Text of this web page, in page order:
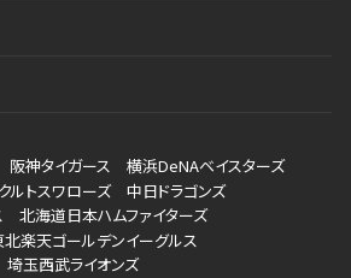
阪神タイガース
横浜DeNAベイスターズ
ルトスワローズ
中日ドラゴンズ
北海道日本ハムファイターズ
北楽天ゴールデンイーグルス
埼玉西武ライオンズ